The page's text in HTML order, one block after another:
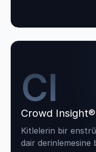
CI
Crowd Insight®
Kitlelerin bir
dair derinlemesine